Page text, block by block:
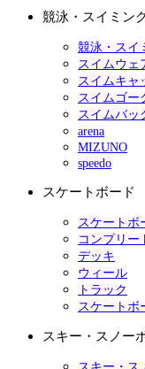
競泳・スイミン
競泳・スイ
スイムウェ
スイムキャ
スイムゴー
スイムバッ
arena
MIZUNO
speedo
スケートボード
スケートボ
コンプリー
デッキ
ウィール
トラック
スケートボ
スキー・スノー